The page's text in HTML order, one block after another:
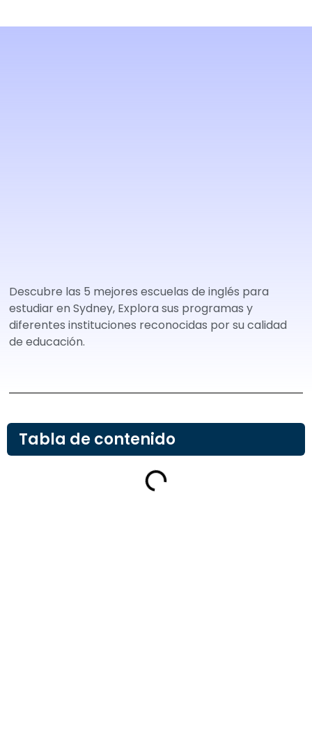
Descubre las 5 mejores escuelas de inglés para
estudiar en Sydney, Explora sus programas y
diferentes instituciones reconocidas por su calidad
de educación.
Tabla de contenido